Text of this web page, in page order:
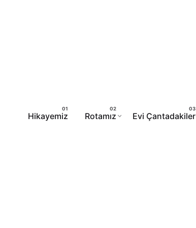
Hikayemiz Rotamız Evi Çantadakiler